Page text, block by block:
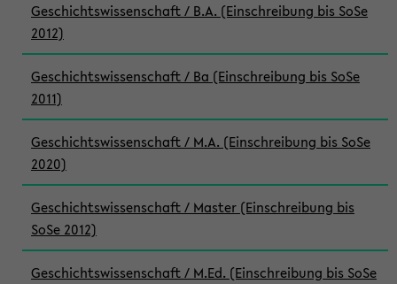
Geschichtswissenschaft / B.A. (Einschreibung bis SoSe
2012)
Geschichtswissenschaft / Ba (Einschreibung bis SoSe
2011)
Geschichtswissenschaft / M.A. (Einschreibung bis SoSe
2020)
Geschichtswissenschaft / Master (Einschreibung bis
SoSe 2012)
Geschichtswissenschaft / M.Ed. (Einschreibung bis SoSe